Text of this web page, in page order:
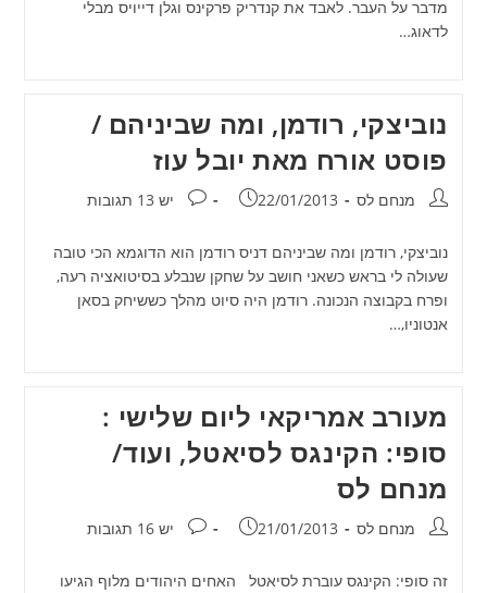
מדבר על העבר. לאבד את קנדריק פרקינס וגלן דייויס מבלי
לדאוג…
נוביצקי, רודמן, ומה שביניהם /
פוסט אורח מאת יובל עוז
מחבר:מנחם לס פורסם:
22/01/2013 תגובות:
יש 13 תגובות
נוביצקי, רודמן ומה שביניהם דניס רודמן הוא הדוגמא הכי טובה
שעולה לי בראש כשאני חושב על שחקן שנבלע בסיטואציה רעה,
ופרח בקבוצה הנכונה. רודמן היה סיוט מהלך כששיחק בסאן
אנטוניו,…
מעורב אמריקאי ליום שלישי :
סופי: הקינגס לסיאטל, ועוד/
מנחם לס
מחבר:מנחם לס פורסם:
21/01/2013 תגובות:
יש 16 תגובות
זה סופי: הקינגס עוברת לסיאטל האחים היהודים מלוף הגיעו